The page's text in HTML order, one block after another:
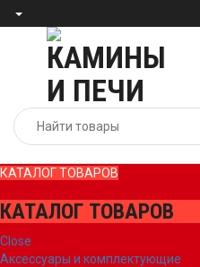
КАТАЛОГ ТОВАРОВ
КАТАЛОГ ТОВАРОВ
Close
Аксессуары и комплектующие